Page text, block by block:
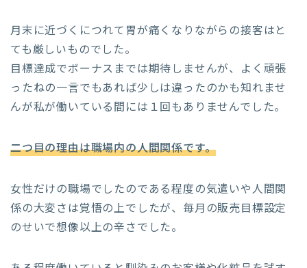
月末に近づくにつれて胃が痛くなりながらの接客はと
ても厳しいものでした。
目標達成でボーナスまでは期待しませんが、よく頑張
ったねの一言でもあれば少しは違ったのかも知れませ
んが私が働いている間には１回もありませんでした。
二つ目の理由は職場内の人間関係です。
女性だけの職場でしたのである程度の気遣いや人間関
係の大変さは覚悟の上でしたが、毎月の販売目標設定
のせいで想像以上の辛さでした。